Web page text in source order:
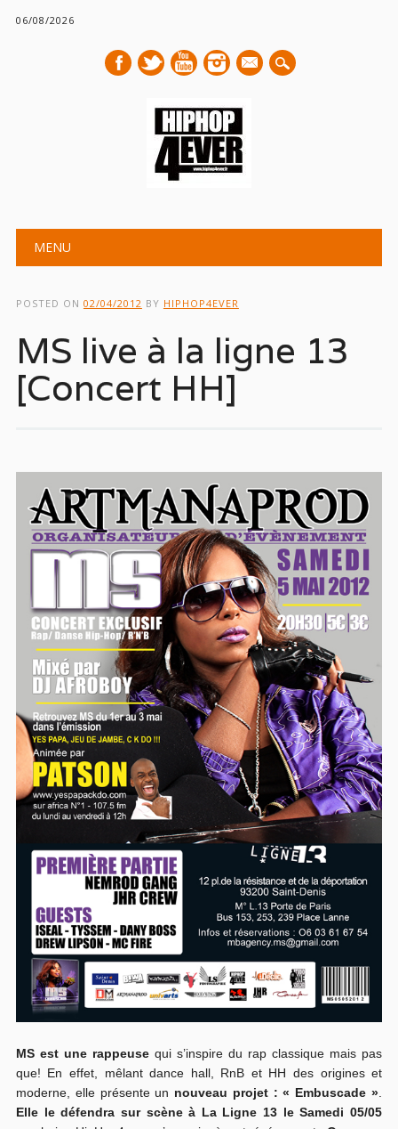
06/08/2026
mail
Main menu
MENU
POSTED ON 02/04/2012 BY HIPHOP4EVER
MS live à la ligne 13
[Concert HH]
MS est une rappeusequi s’inspire du rap classique mais pas
que! En effet, mêlant dance hall, RnB et HH des origines et
moderne, elle présente un nouveau projet : « Embuscade »
Elle le défendra sur scène à La Ligne 13 le Samedi 05/05